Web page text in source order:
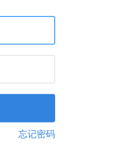
忘记密码